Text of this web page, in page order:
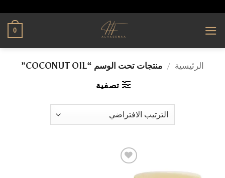
0
الرئيسية / منتجات تحت الوسم “COCONUT OIL”
تصفية